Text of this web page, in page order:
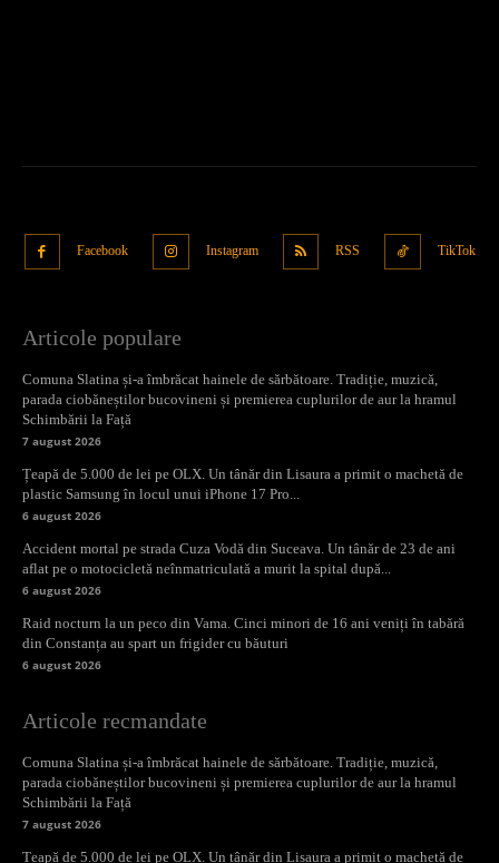
Facebook Instagram RSS TikTok
Articole populare
Comuna Slatina și-a îmbrăcat hainele de sărbătoare. Tradiție, muzică,
parada ciobăneștilor bucovineni și premierea cuplurilor de aur la hramul
Schimbării la Față
7 august 2026
Țeapă de 5.000 de lei pe OLX. Un tânăr din Lisaura a primit o machetă de
plastic Samsung în locul unui iPhone 17 Pro...
6 august 2026
Accident mortal pe strada Cuza Vodă din Suceava. Un tânăr de 23 de ani
aflat pe o motocicletă neînmatriculată a murit la spital după...
6 august 2026
Raid nocturn la un peco din Vama. Cinci minori de 16 ani veniți în tabără
din Constanța au spart un frigider cu băuturi
6 august 2026
Articole recmandate
Comuna Slatina și-a îmbrăcat hainele de sărbătoare. Tradiție, muzică,
parada ciobăneștilor bucovineni și premierea cuplurilor de aur la hramul
Schimbării la Față
7 august 2026
Țeapă de 5.000 de lei pe OLX. Un tânăr din Lisaura a primit o machetă de